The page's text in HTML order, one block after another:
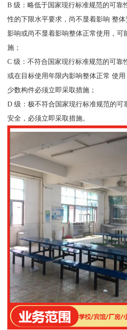
B 级：略低于国家现行标准规范的可靠
性的下限水平要求，尚不显着影响 整
影响或尚不显着影响整体正常使用，可
施；
C 级：不符合国家现行标准规范的可靠
或在目标使用年限内影响整体正常 使
少数构件必须立即采取措施；
D 级：极不符合国家现行标准规范的可
安全，必须立即采取措施。